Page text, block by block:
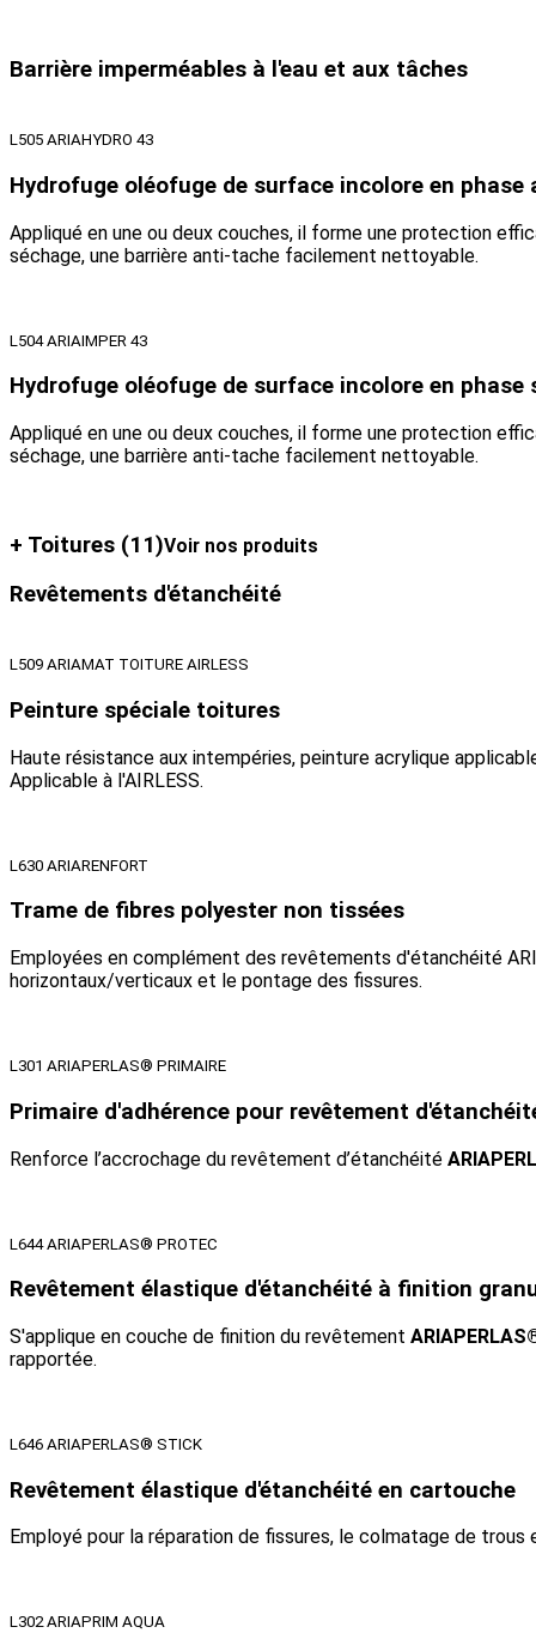
Barrière imperméables à l'eau et aux tâches
L505 ARIAHYDRO 43
Hydrofuge oléofuge de surface incolore en phase
Appliqué en une ou deux couches, il forme une protection
séchage, une barrière anti-tache facilement nettoyable.
L504 ARIAIMPER 43
Hydrofuge oléofuge de surface incolore en phase
Appliqué en une ou deux couches, il forme une protection
séchage, une barrière anti-tache facilement nettoyable.
+ Toitures (11)Voir nos produits
Revêtements d'étanchéité
L509 ARIAMAT TOITURE AIRLESS
Peinture spéciale toitures
Haute résistance aux intempéries, peinture acrylique
Applicable à l'AIRLESS.
L630 ARIARENFORT
Trame de fibres polyester non tissées
Employées en complément des revêtements d'étanchéité
horizontaux/verticaux et le pontage des fissures.
L301 ARIAPERLAS® PRIMAIRE
Primaire d'adhérence pour revêtement
Renforce l’accrochage du revêtement d’étanchéité
L644 ARIAPERLAS® PROTEC
Revêtement élastique d'étanchéité à finition
S'applique en couche de finition du revêtement
rapportée.
L646 ARIAPERLAS® STICK
Revêtement élastique d'étanchéité en cartouche
Employé pour la réparation de fissures, le colmatage de
L302 ARIAPRIM AQUA